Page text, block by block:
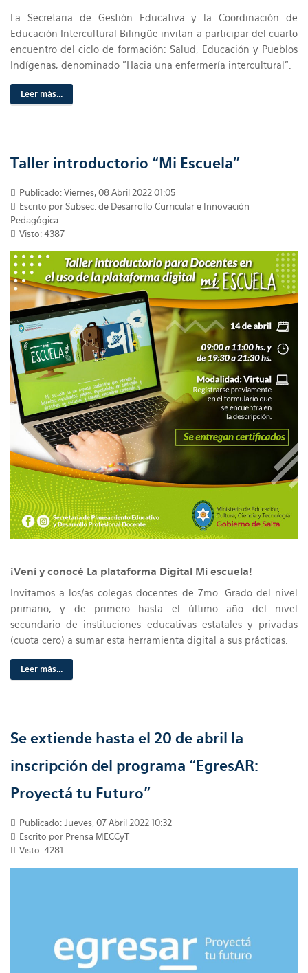
La Secretaria de Gestión Educativa y la Coordinación de
Educación Intercultural Bilingüe invitan a participar del cuarto
encuentro del ciclo de formación: Salud, Educación y Pueblos
Indígenas, denominado "Hacia una enfermería intercultural”.
Leer más...
Taller introductorio “Mi Escuela”
Publicado: Viernes, 08 Abril 2022 01:05
Escrito por Subsec. de Desarrollo Curricular e Innovación
Pedagógica
Visto: 4387
¡Vení y conocé La plataforma Digital Mi escuela!
Invitamos a los/as colegas docentes de 7mo. Grado del nivel
primario, y de primero hasta el último año del nivel
secundario de instituciones educativas estatales y privadas
(cuota cero) a sumar esta herramienta digital a sus prácticas.
Leer más...
Se extiende hasta el 20 de abril la
inscripción del programa “EgresAR:
Proyectá tu Futuro”
Publicado: Jueves, 07 Abril 2022 10:32
Escrito por Prensa MECCyT
Visto: 4281